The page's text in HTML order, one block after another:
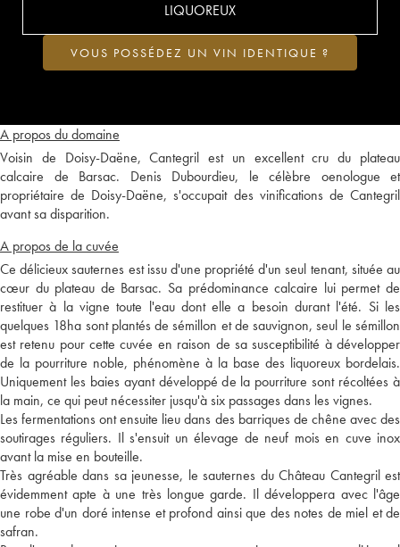
A propos du domaine
Voisin de Doisy-Daëne, Cantegril est un excellent cru du plateau
calcaire de Barsac. Denis Dubourdieu, le célèbre oenologue et
propriétaire de Doisy-Daëne, s'occupait des vinifications de Cantegril
avant sa disparition.
A propos de la cuvée
Ce délicieux sauternes est issu d'une propriété d'un seul tenant, située au
cœur du plateau de Barsac. Sa prédominance calcaire lui permet de
restituer à la vigne toute l'eau dont elle a besoin durant l'été. Si les
quelques 18ha sont plantés de sémillon et de sauvignon, seul le sémillon
est retenu pour cette cuvée en raison de sa susceptibilité à développer
de la pourriture noble, phénomène à la base des liquoreux bordelais.
Uniquement les baies ayant développé de la pourriture sont récoltées à
la main, ce qui peut nécessiter jusqu'à six passages dans les vignes.
Les fermentations ont ensuite lieu dans des barriques de chêne avec des
soutirages réguliers. Il s'ensuit un élevage de neuf mois en cuve inox
avant la mise en bouteille.
Très agréable dans sa jeunesse, le sauternes du Château Cantegril est
évidemment apte à une très longue garde. Il développera avec l'âge
une robe d'un doré intense et profond ainsi que des notes de miel et de
safran.
LIQUOREUX
VOUS POSSÉDEZ UN VIN IDENTIQUE ?